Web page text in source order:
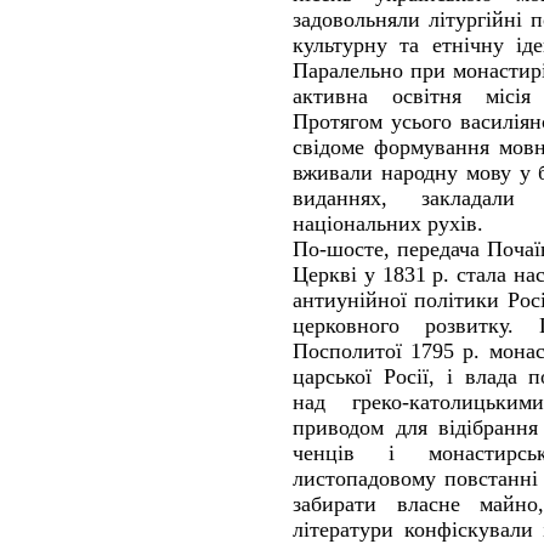
задовольняли
культурну та етнічну
Паралельно при
активна освітня
Протягом усього
свідоме формування
вживали народну мову у
виданнях,
національних рухів.
По-шосте, передача
Церкві у 1831 р. стала
антиунійної політики
церковного розвитку.
Посполитої 1795 р.
царської Росії, і влада
над греко-
приводом для
ченців і
листопадовому
забирати власне
літератури